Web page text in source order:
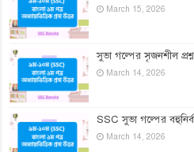
March 15, 2026
সুভা গল্পের সৃজনশীল
March 14, 2026
SSC সুভা গল্পের
March 14, 2026